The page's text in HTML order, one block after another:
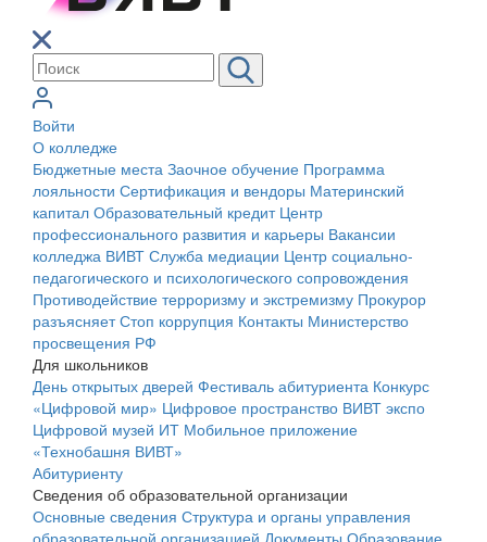
Войти
О колледже
Бюджетные места Заочное обучение Программа
лояльности Сертификация и вендоры Материнский
капитал Образовательный кредит Центр
профессионального развития и карьеры Вакансии
колледжа ВИВТ Служба медиации Центр социально-
педагогического и психологического сопровождения
Противодействие терроризму и экстремизму Прокурор
разъясняетСтоп коррупция Контакты Министерство
просвещения РФ
Для школьников
День открытых дверей Фестиваль абитуриента Конкурс
«Цифровой мир» Цифровое пространство ВИВТ экспо
Цифровой музей ИТ Мобильное приложение
«Технобашня ВИВТ»
Абитуриенту
Сведения об образовательной организации
Основные сведения Структура и органы управления